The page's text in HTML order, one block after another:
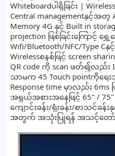
Whiteboardပါရှိခြင်း |
Central managementနှင့်အတူ
Memory 4G နှင့် Built in
projection ဖြစ်ခြင်းကြောင့် ရွှေ့
Wifi/Bluetooth/NFC/Type
Wirelessစနစ်​ဖြင့် screen
QR code ကို scan ဖတ်၍လည်း
သာမက 45 Touch pointကိုရေး
Response time မှာလည်း 6ms ဖ
အရွယ်အစားအနေဖြင့် 65" / 75"
ကျောင်းခန်း/ရုံးခန်း/စာသင်ခန်း
အတွက် အသုံးပြုရန် အသင့်တော်